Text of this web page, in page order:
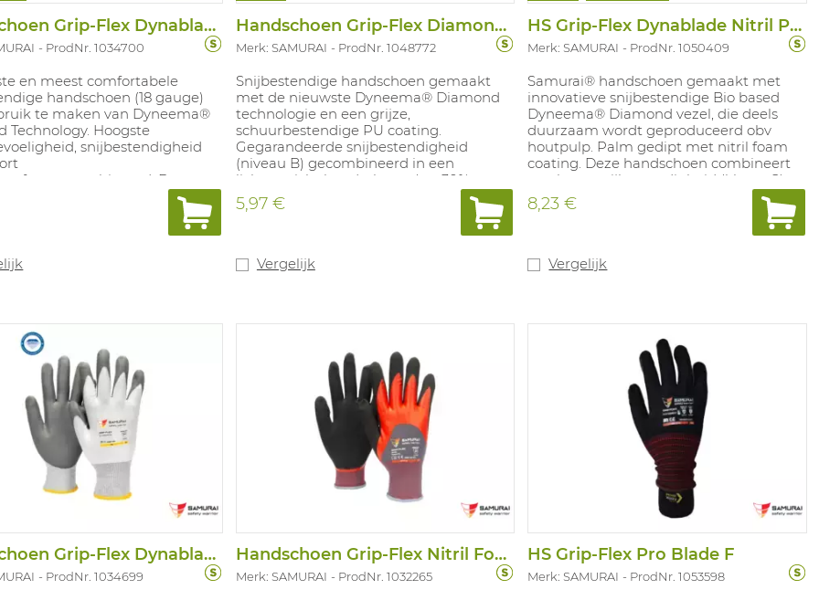
Handschoen Grip-Flex Dynablade PU Light
ProdNr. 1034700
en meest comfortabele
handschoen (18 gauge)
te maken van Dyneema®
Technology. Hoogste
snijbestendigheid
gecombineerd. De
heeft een Polyurethaan
met een uitzonderlijk goede
Diamond" vezel worden de
waardoor de snijbestendige
beter gegarandeerd
voor snijbestendige
in een droge omgeving
van fijne onderdelen,
montage.
maten: 7-11.
Handschoen Grip-Flex Diamond PU
Merk: SAMURAI ProdNr. 1048772
Snijbestendige handschoen gemaakt
met de nieuwste Dyneema® Diamond
technologie en een grijze,
schuurbestendige PU coating.
Gegarandeerde snijbestendigheid
(niveau B) gecombineerd in een
lichtgewicht handschoen. (tot 30%
lichter) Een "ademende" handschoen,
vinger gevoelig en een goede grip
maken dit tot een comfortabele "tweede
van glasvezel. Conform EN388:2016:
5,97 €
Vergelijk
HS Grip-Flex Dynablade Nitril Pro
Merk: SAMURAI ProdNr. 1050409
Samurai® handschoen gemaakt met
innovatieve snijbestendige Bio based
Dyneema® Diamond vezel, die deels
duurzaam wordt geproduceerd obv
houtpulp. Palm gedipt met nitril foam
coating. Deze handschoen combineert
een hoge snijbestendigheid (klasse C)
met excellente vingergevoeiligheid.
Deze handschoen is Touch Screen
activiteiten, bediening machines.
8,23 €
Vergelijk
Handschoen Grip-Flex Dynablade PU
ProdNr. 1034699
Handschoen Grip-Flex Nitril Foam Kc
Merk: SAMURAI ProdNr. 1032265
HS Grip-Flex Pro Blade F
Merk: SAMURAI ProdNr. 1053598